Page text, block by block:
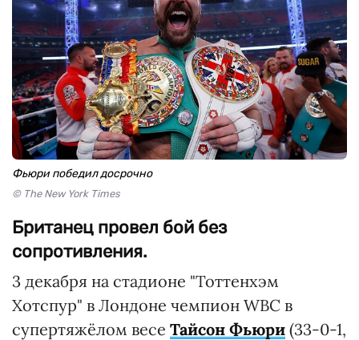
Фьюри победил досрочно
© The New York Times
Британец провел бой без
сопротивления.
3 декабря на стадионе "Тоттенхэм
Хотспур" в Лондоне чемпион WBC в
супертяжёлом весе Тайсон Фьюри (33-0-1,